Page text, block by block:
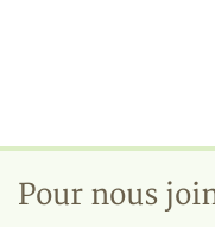
Pour nous